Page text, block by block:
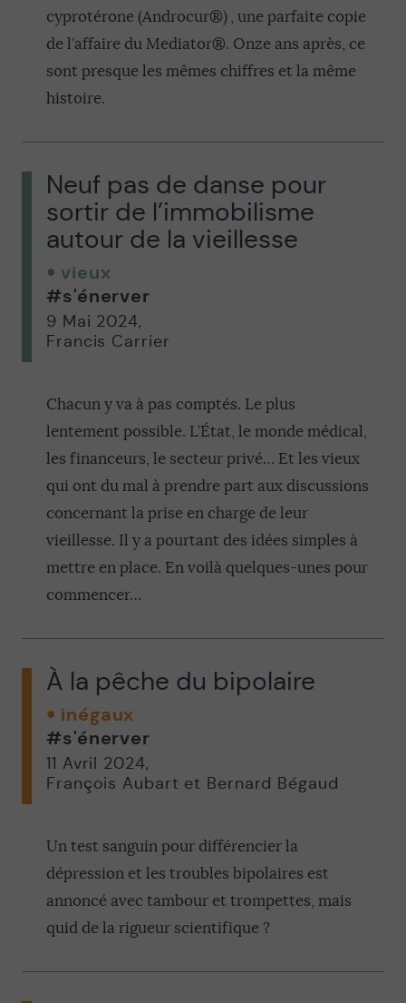
cyprotérone (Androcur®) , une parfaite copie
de l’affaire du Mediator®. Onze ans après, ce
sont presque les mêmes chiffres et la même
histoire.
Neuf pas de danse pour
sortir de l’immobilisme
autour de la vieillesse
vieux
#s'énerver
9 Mai 2024,
Francis Carrier
Chacun y va à pas comptés. Le plus
lentement possible. L’État, le monde médical,
les financeurs, le secteur privé… Et les vieux
qui ont du mal à prendre part aux discussions
concernant la prise en charge de leur
vieillesse. Il y a pourtant des idées simples à
mettre en place. En voilà quelques-unes pour
commencer…
À la pêche du bipolaire
inégaux
#s'énerver
11 Avril 2024,
François Aubart et Bernard Bégaud
Un test sanguin pour différencier la
dépression et les troubles bipolaires est
annoncé avec tambour et trompettes, mais
quid de la rigueur scientifique ?